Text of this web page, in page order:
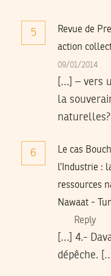
5
Revue de
action
09/01/2014
[…] – vers
la
6
Le cas
l’Industrie :
ressources
Nawaat -
Reply
[…] 4.-
dépêche.